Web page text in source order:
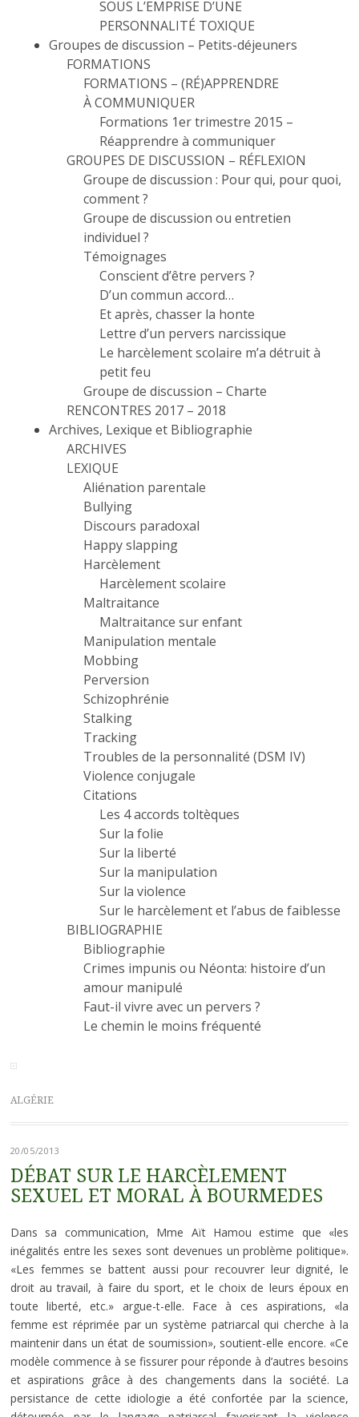
SOUS L’EMPRISE D’UNE
PERSONNALITÉ TOXIQUE
Groupes de discussion – Petits-déjeuners
FORMATIONS
FORMATIONS – (RÉ)APPRENDRE
À COMMUNIQUER
Formations 1er trimestre 2015 –
Réapprendre à communiquer
GROUPES DE DISCUSSION – RÉFLEXION
Groupe de discussion : Pour qui, pour quoi,
comment ?
Groupe de discussion ou entretien
individuel ?
Témoignages
Conscient d’être pervers ?
D’un commun accord…
Et après, chasser la honte
Lettre d’un pervers narcissique
Le harcèlement scolaire m’a détruit à
petit feu
Groupe de discussion – Charte
RENCONTRES 2017 – 2018
Archives, Lexique et Bibliographie
ARCHIVES
LEXIQUE
Aliénation parentale
Bullying
Discours paradoxal
Happy slapping
Harcèlement
Harcèlement scolaire
Maltraitance
Maltraitance sur enfant
Manipulation mentale
Mobbing
Perversion
Schizophrénie
Stalking
Tracking
Troubles de la personnalité (DSM IV)
Violence conjugale
Citations
Les 4 accords toltèques
Sur la folie
Sur la liberté
Sur la manipulation
Sur la violence
Sur le harcèlement et l’abus de faiblesse
BIBLIOGRAPHIE
Bibliographie
Crimes impunis ou Néonta: histoire d’un
amour manipulé
Faut-il vivre avec un pervers ?
Le chemin le moins fréquenté
ALGÉRIE
20/05/2013
DÉBAT SUR LE HARCÈLEMENT
SEXUEL ET MORAL À BOURMEDES
Dans sa communication, Mme Aït Hamou estime que «les
inégalités entre les sexes sont devenues un problème politique».
«Les femmes se battent aussi pour recouvrer leur dignité, le
droit au travail, à faire du sport, et le choix de leurs époux en
toute liberté, etc.» argue-t-elle. Face à ces aspirations, «la
femme est réprimée par un système patriarcal qui cherche à la
maintenir dans un état de soumission», soutient-elle encore. «Ce
modèle commence à se fissurer pour réponde à d’autres besoins
et aspirations grâce à des changements dans la société. La
persistance de cette idiologie a été confortée par la science,